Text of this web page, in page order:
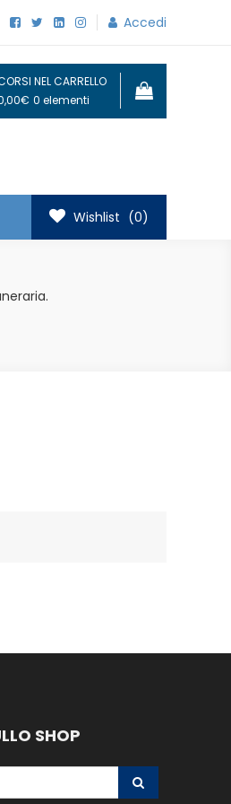
Accedi
NEL CARRELLO
0 elementi
Wishlist (0)
SHOP